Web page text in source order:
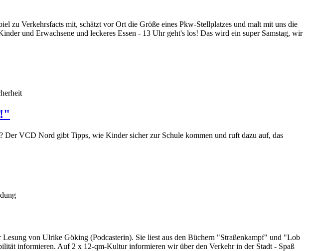
zu Verkehrsfacts mit, schätzt vor Ort die Größe eines Pkw-Stellplatzes und malt mit uns die
und Erwachsene und leckeres Essen - 13 Uhr geht's los! Das wird ein super Samstag, wir
VCD Nord gibt Tipps, wie Kinder sicher zur Schule kommen und ruft dazu auf, das
von Ulrike Göking (Podcasterin). Sie liest aus den Büchern "Straßenkampf" und "Lob
informieren. Auf 2 x 12-qm-Kultur informieren wir über den Verkehr in der Stadt - Spaß